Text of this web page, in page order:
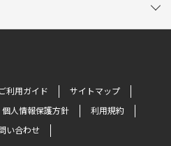
ご利用ガイド
サイトマップ
個人情報保護方針
利用規約
い合わせ